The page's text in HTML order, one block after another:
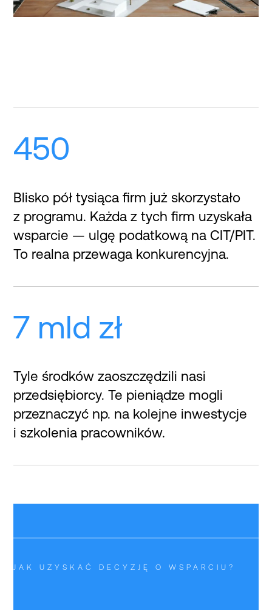
450
Blisko pół tysiąca firm już skorzystało
z programu. Każda z tych firm uzyskała
wsparcie — ulgę podatkową na CIT/PIT.
To realna przewaga konkurencyjna.
7 mld zł
Tyle środków zaoszczędzili nasi
przedsiębiorcy. Te pieniądze mogli
przeznaczyć np. na kolejne inwestycje
i szkolenia pracowników.
JAK UZYSKAĆ DECYZJĘ O WSPARCIU?